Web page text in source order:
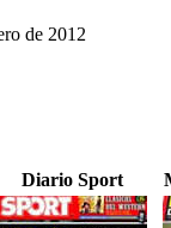
de 2012
Diario Sport